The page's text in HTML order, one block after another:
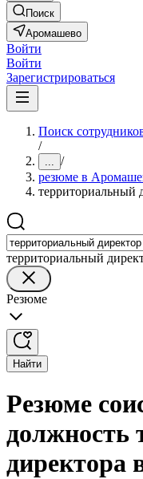
Поиск
Аромашево
Войти
Войти
Зарегистрироваться
Поиск
/
... /
резюме в
территориальный
территориальный
Резюме
Найти
Резюме
должность
директора